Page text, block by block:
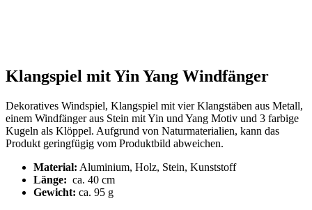
Klangspiel mit Yin Yang Windfänger
Dekoratives Windspiel, Klangspiel mit vier Klangstäben aus Metall,
einem Windfänger aus Stein mit Yin und Yang Motiv und 3 farbige
Kugeln als Klöppel. Aufgrund von Naturmaterialien, kann das
Produkt geringfügig vom Produktbild abweichen.
Material: Aluminium, Holz, Stein, Kunststoff
Länge: ca. 40 cm
Gewicht: ca. 95 g